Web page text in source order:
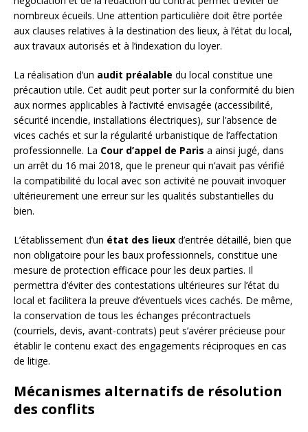
nombreux écueils. Une attention particulière doit être portée
aux clauses relatives à la destination des lieux, à l’état du local,
aux travaux autorisés et à l’indexation du loyer.
La réalisation d’un audit préalable du local constitue une
précaution utile. Cet audit peut porter sur la conformité du bien
aux normes applicables à l’activité envisagée (accessibilité,
sécurité incendie, installations électriques), sur l’absence de
vices cachés et sur la régularité urbanistique de l’affectation
professionnelle. La Cour d’appel de Paris a ainsi jugé, dans
un arrêt du 16 mai 2018, que le preneur qui n’avait pas vérifié
la compatibilité du local avec son activité ne pouvait invoquer
ultérieurement une erreur sur les qualités substantielles du
bien.
L’établissement d’un état des lieux d’entrée détaillé, bien que
non obligatoire pour les baux professionnels, constitue une
mesure de protection efficace pour les deux parties. Il
permettra d’éviter des contestations ultérieures sur l’état du
local et facilitera la preuve d’éventuels vices cachés. De même,
la conservation de tous les échanges précontractuels
(courriels, devis, avant-contrats) peut s’avérer précieuse pour
établir le contenu exact des engagements réciproques en cas
de litige.
Mécanismes alternatifs de résolution
des conflits